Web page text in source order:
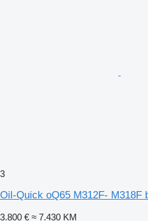
3
Oil-Quick oQ65 M312F- M318F
3.800 € ≈ 7.430 KM